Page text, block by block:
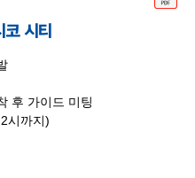
시티
후 가이드 미팅
시까지)